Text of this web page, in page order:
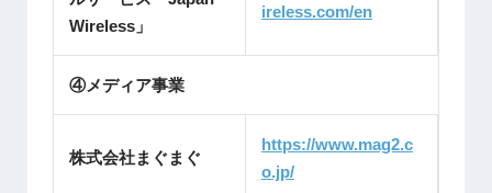
Wireless」
ireless.com/en
④メディア事業
株式会社まぐまぐ
https://www.mag2.c
o.jp/